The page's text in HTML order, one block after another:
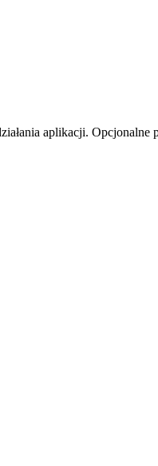
aplikacji.